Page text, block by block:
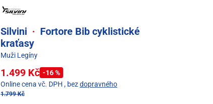
Silvini · Fortore Bib cyklistické
kraťasy
Muži Legíny
1.499 Kč -16 %
Online cena vč. DPH , bezdopravného
1.799 Kč